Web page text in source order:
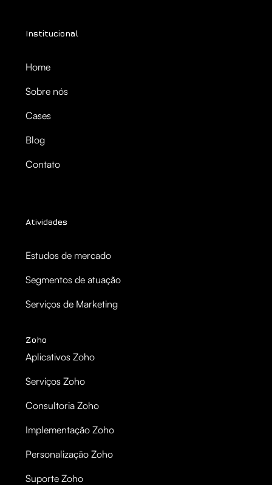
Institucional
Home
Sobre nós
Cases
Blog
Contato
Atividades
Estudos de mercado
Segmentos de atuação
Serviços de Marketing
Zoho
Aplicativos Zoho
Serviços Zoho
Consultoria Zoho
Implementação Zoho
Personalização Zoho
Suporte Zoho